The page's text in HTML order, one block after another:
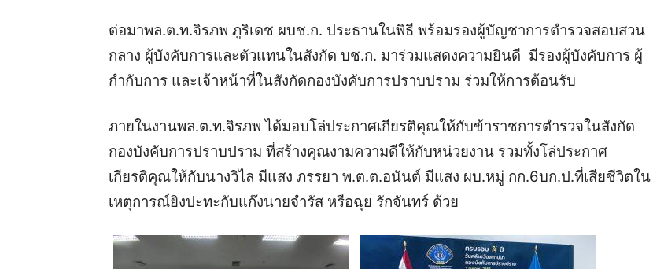
ต่อมาพล.ต.ท.จิรภพ ภูริเดช ผบช.ก. ประธานในพิธี พร้อมรองผู้บัญชาการตำรวจสอบสวน
กลาง ผู้บังคับการและตัวแทนในสังกัด บช.ก. มาร่วมแสดงความยินดี มีรองผู้บังคับการ ผู้
กำกับการ และเจ้าหน้าที่ในสังกัดกองบังคับการปราบปราม ร่วมให้การต้อนรับ
ภายในงานพล.ต.ท.จิรภพ ได้มอบโล่ประกาศเกียรติคุณให้กับข้าราชการตำรวจในสังกัด
กองบังคับการปราบปราม ที่สร้างคุณงามความดีให้กับหน่วยงาน รวมทั้งโล่ประกาศ
เกียรติคุณให้กับนางวิไล มีแสง ภรรยา พ.ต.ต.อนันต์ มีแสง ผบ.หมู่ กก.6บก.ป.ที่เสียชีวิตใน
เหตุการณ์ยิงปะทะกับแก๊งนายจำรัส หรือฉุย รักจันทร์ ด้วย